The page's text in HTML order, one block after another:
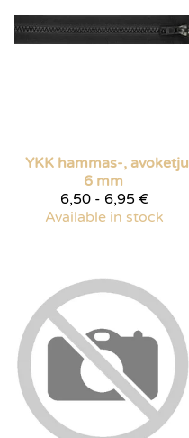
YKK hammas-, avoketju
6 mm
6,50 - 6,95 €
Available in stock